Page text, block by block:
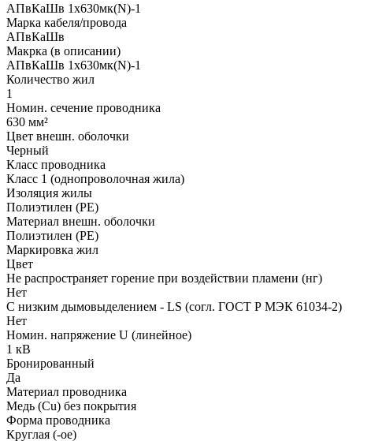
АПвКаШв 1x630мк(N)-1
Марка кабеля/провода
АПвКаШв
Макрка (в описании)
АПвКаШв 1x630мк(N)-1
Количество жил
1
Номин. сечение проводника
630 мм²
Цвет внешн. оболочки
Черный
Класс проводника
Класс 1 (однопроволочная жила)
Изоляция жилы
Полиэтилен (PE)
Материал внешн. оболочки
Полиэтилен (PE)
Маркировка жил
Цвет
Не распространяет горение при воздействии пламени (нг)
Нет
С низким дымовыделением - LS (согл. ГОСТ Р МЭК 61034-2)
Нет
Номин. напряжение U (линейное)
1 кВ
Бронированный
Да
Материал проводника
Медь (Cu) без покрытия
Форма проводника
Круглая (-ое)